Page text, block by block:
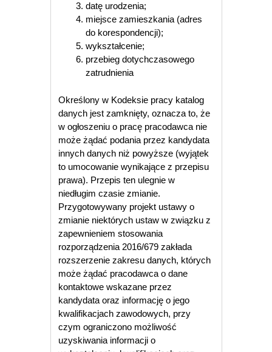
datę urodzenia;
miejsce zamieszkania (adres
do korespondencji);
wykształcenie;
przebieg dotychczasowego
zatrudnienia
Określony w Kodeksie pracy katalog
danych jest zamknięty, oznacza to, że
w ogłoszeniu o pracę pracodawca nie
może żądać podania przez kandydata
innych danych niż powyższe (wyjątek
to umocowanie wynikające z przepisu
prawa). Przepis ten ulegnie w
niedługim czasie zmianie.
Przygotowywany projekt ustawy o
zmianie niektórych ustaw w związku z
zapewnieniem stosowania
rozporządzenia 2016/679 zakłada
rozszerzenie zakresu danych, których
może żądać pracodawca o dane
kontaktowe wskazane przez
kandydata oraz informację o jego
kwalifikacjach zawodowych, przy
czym ograniczono możliwość
uzyskiwania informacji o